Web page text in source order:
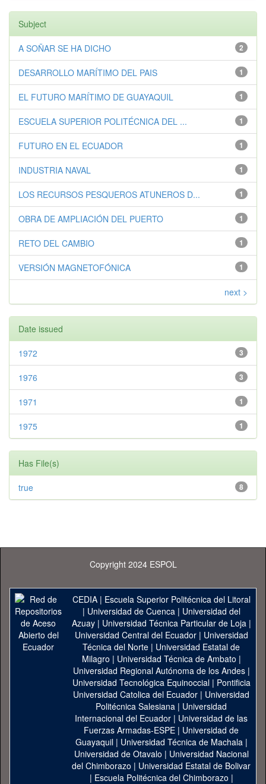
Subject
2
A SOÑAR SE HA DICHO
1
DESARROLLO MARÍTIMO DEL PAIS
1
EL FUTURO MARÍTIMO DE GUAYAQUIL
1
ESCUELA SUPERIOR POLITÉCNICA DEL ...
1
FUTURO EN EL ECUADOR
1
INDUSTRIA NAVAL
1
LOS RECURSOS PESQUEROS ATUNEROS D...
1
OBRA DE AMPLIACIÓN DEL PUERTO
1
RETO DEL CAMBIO
1
VERSIÓN MAGNETOFÓNICA
next >
Date issued
3
1972
3
1976
1
1971
1
1975
Has File(s)
8
true
Copyright 2024 ESPOL
CEDIA| Escuela Superior Politécnica del Litoral
| Universidad de Cuenca| Universidad del
Azuay| Universidad Técnica Particular de Loja|
Universidad Central del Ecuador| Universidad
Técnica del Norte | Universidad Estatal de
Milagro | Universidad Técnica de Ambato |
Universidad Regional Autónoma de los Andes|
Universidad Tecnológica Equinoccial| Pontificia
Universidad Catolica del Ecuador | Universidad
Politécnica Salesiana | Universidad
Internacional del Ecuador | Universidad de las
Fuerzas Armadas-ESPE | Universidad de
Guayaquil| Universidad Técnica de Machala|
Universidad de Otavalo | Universidad Nacional
del Chimborazo | Universidad Estatal de Bolivar
| Escuela Politécnica del Chimborazo |